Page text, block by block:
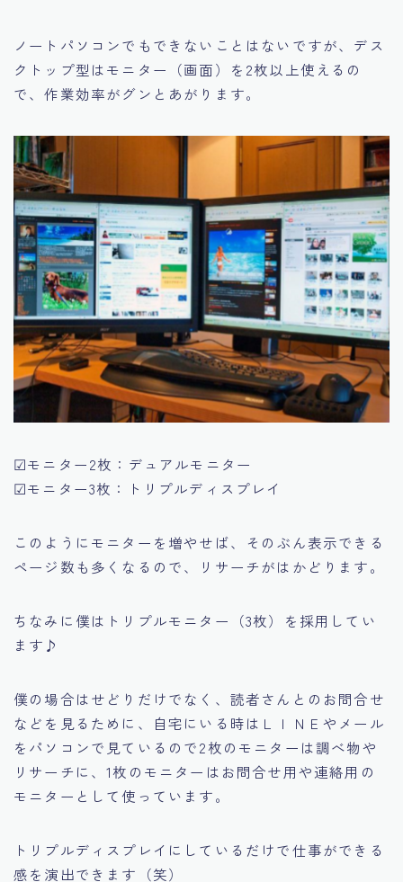
ノートパソコンでもできないことはないですが、デス
クトップ型はモニター（画面）を2枚以上使えるの
で、作業効率がグンとあがります。
☑モニター2枚：デュアルモニター
☑モニター3枚：トリプルディスプレイ
このようにモニターを増やせば、そのぶん表示できる
ページ数も多くなるので、リサーチがはかどります。
ちなみに僕はトリプルモニター（3枚）を採用してい
ます♪
僕の場合はせどりだけでなく、読者さんとのお問合せ
などを見るために、自宅にいる時はＬＩＮＥやメール
をパソコンで見ているので2枚のモニターは調べ物や
リサーチに、1枚のモニターはお問合せ用や連絡用の
モニターとして使っています。
トリプルディスプレイにしているだけで仕事ができる
感を演出できます（笑）